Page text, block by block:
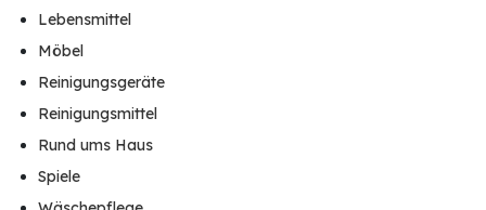
Lebensmittel
Möbel
Reinigungsgeräte
Reinigungsmittel
Rund ums Haus
Spiele